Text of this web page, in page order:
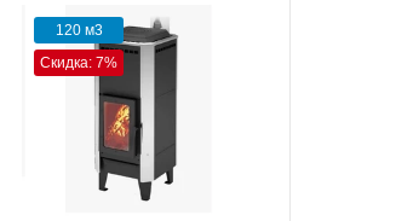
120 м3
Скидка: 7%